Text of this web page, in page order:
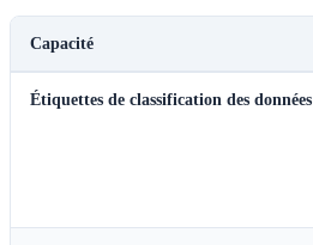
Capacité
Étiquettes de classification des données